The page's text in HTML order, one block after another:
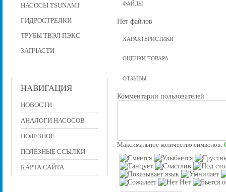
НАСОСЫ TSUNAMI
ГИДРОСТРЕЛКИ
ТРУБЫ ТВЭЛ ПЭКС
ЗАПЧАСТИ
НАВИГАЦИЯ
НОВОСТИ
АНАЛОГИ НАСОСОВ
ПОЛЕЗНОЕ
ПОЛЕЗНЫЕ ССЫЛКИ
КАРТА САЙТА
ФАЙЛЫ
Нет файлов
ХАРАКТЕРИСТИКИ
ОЦЕНКИ ТОВАРА
ОТЗЫВЫ
Комментарии пользователей
Максимальное количество символов: